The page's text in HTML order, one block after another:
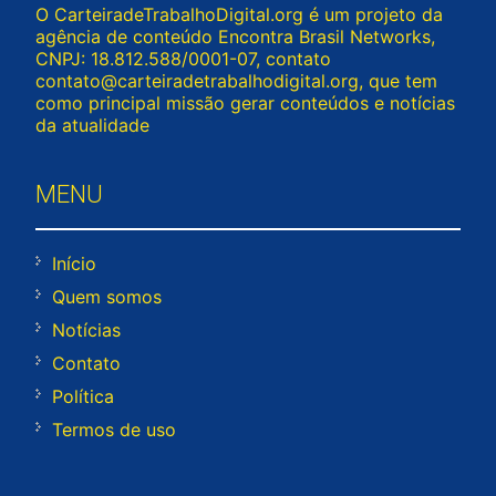
O CarteiradeTrabalhoDigital.org é um projeto da
agência de conteúdo Encontra Brasil Networks,
CNPJ: 18.812.588/0001-07, contato
contato@carteiradetrabalhodigital.org, que tem
como principal missão gerar conteúdos e notícias
da atualidade
MENU
Início
Quem somos
Notícias
Contato
Política
Termos de uso